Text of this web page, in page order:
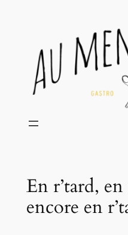
En r’tard,
encore en